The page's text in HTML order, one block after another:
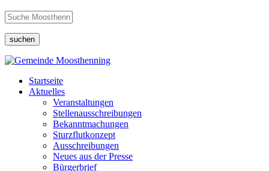
suchen
Startseite
Aktuelles
Veranstaltungen
Stellenausschreibungen
Bekanntmachungen
Sturzflutkonzept
Ausschreibungen
Neues aus der Presse
Bürgerbrief